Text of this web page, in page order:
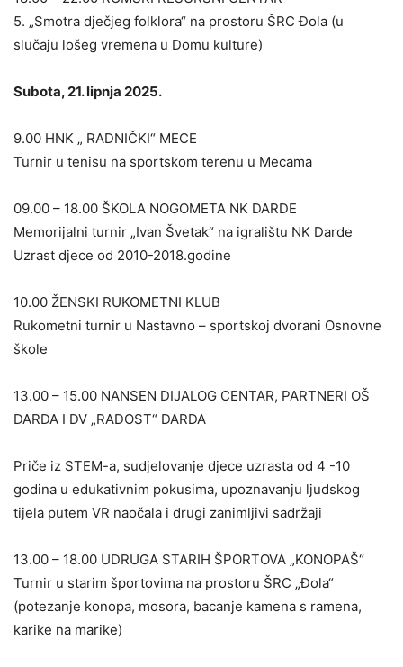
5. „Smotra dječjeg folklora“ na prostoru ŠRC Đola (u
slučaju lošeg vremena u Domu kulture)
Subota, 21. lipnja 2025.
9.00 HNK „ RADNIČKI“ MECE
Turnir u tenisu na sportskom terenu u Mecama
09.00 – 18.00 ŠKOLA NOGOMETA NK DARDE
Memorijalni turnir „Ivan Švetak“ na igralištu NK Darde
Uzrast djece od 2010-2018.godine
10.00 ŽENSKI RUKOMETNI KLUB
Rukometni turnir u Nastavno – sportskoj dvorani Osnovne
škole
13.00 – 15.00 NANSEN DIJALOG CENTAR, PARTNERI OŠ
DARDA I DV „RADOST“ DARDA
Priče iz STEM-a, sudjelovanje djece uzrasta od 4 -10
godina u edukativnim pokusima, upoznavanju ljudskog
tijela putem VR naočala i drugi zanimljivi sadržaji
13.00 – 18.00 UDRUGA STARIH ŠPORTOVA „KONOPAŠ“
Turnir u starim športovima na prostoru ŠRC „Đola“
(potezanje konopa, mosora, bacanje kamena s ramena,
karike na marike)